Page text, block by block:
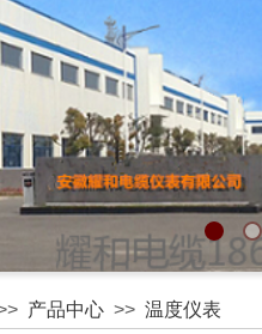
产品中心 >> 温度仪表